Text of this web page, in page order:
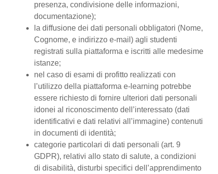
presenza, condivisione delle informazioni,
documentazione);
la diffusione dei dati personali obbligatori (Nome,
Cognome, e indirizzo e-mail) agli studenti
registrati sulla piattaforma e iscritti alle medesime
istanze;
nel caso di esami di profitto realizzati con
l’utilizzo della piattaforma e-learning potrebbe
essere richiesto di fornire ulteriori dati personali
idonei al riconoscimento dell’interessato (dati
identificativi e dati relativi all’immagine) contenuti
in documenti di identità;
categorie particolari di dati personali (art. 9
GDPR), relativi allo stato di salute, a condizioni
di disabilità, disturbi specifici dell’apprendimento